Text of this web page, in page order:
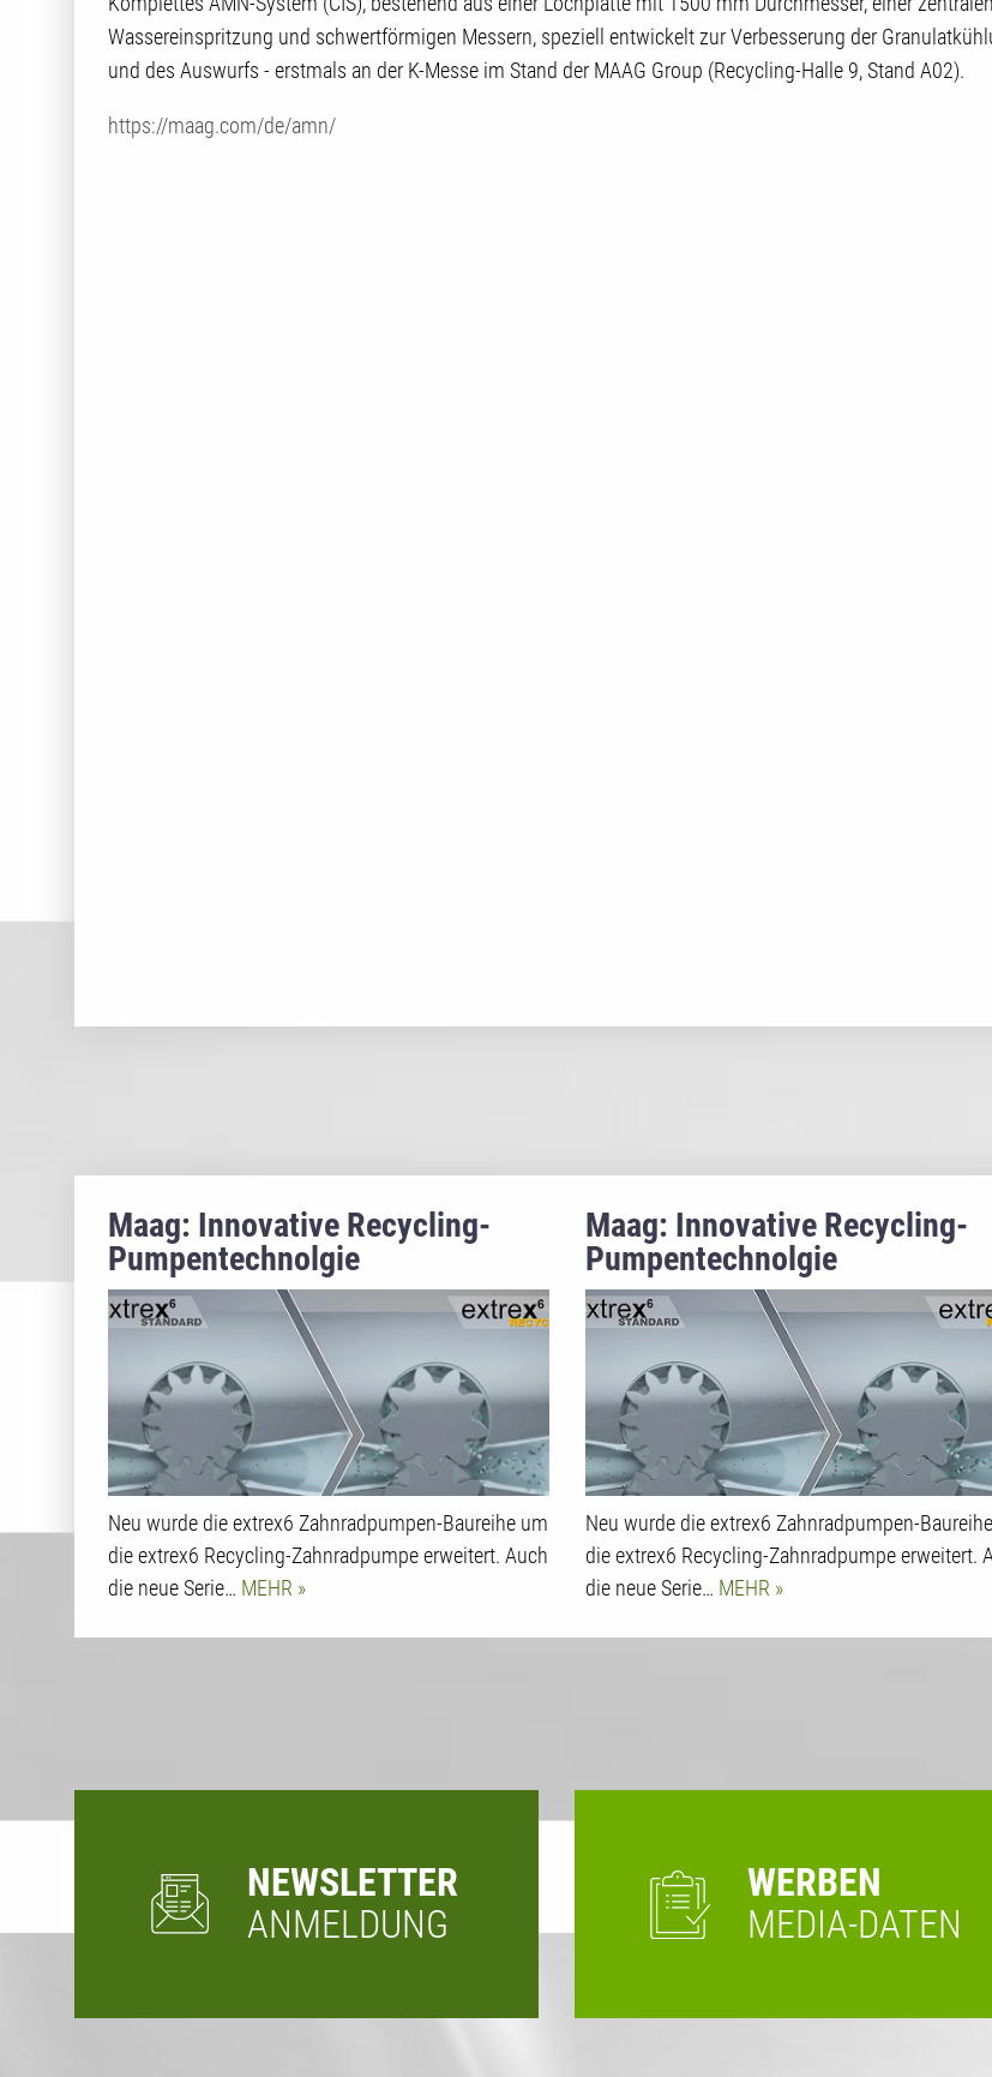
Wassereinspritzung und schwertförmigen Messern, speziell entwickelt zur Verbesserung der
und des Auswurfs - erstmals an der K-Messe im Stand der MAAG Group (Recycling-Halle 9, Stand A02).
https://maag.com/de/amn/
Maag: Innovative Recycling-
Pumpentechnolgie
Neu wurde die extrex6 Zahnradpumpen-Baureihe um
die extrex6 Recycling-Zahnradpumpe erweitert. Auch
die neue Serie… MEHR
Maag: Innovative Recycling-
Pumpentechnolgie
Neu wurde die extrex6 Zahnradpumpen-
die extrex6 Recycling-Zahnradpumpe erweitert.
die neue Serie… MEHR
NEWSLETTER
ANMELDUNG
WERBEN
MEDIA-DATEN